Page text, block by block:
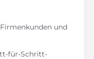
und
für-Schritt-